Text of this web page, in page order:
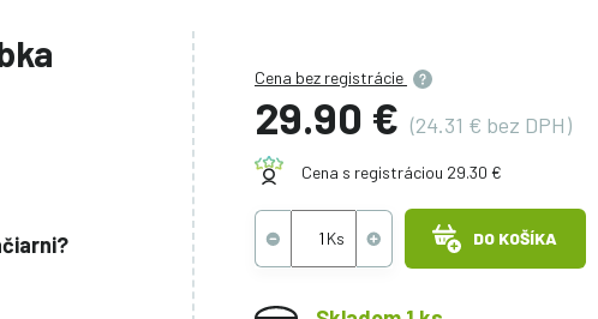
Cena bez registrácie
29.90 € (24.31 € bez DPH)
Cena s registráciou 29.30 €
DO KOŠÍKA